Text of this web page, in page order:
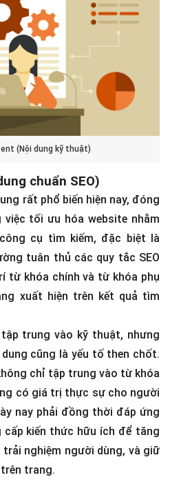
(Nội dung kỹ thuật)
chuẩn SEO)
rất phổ biến hiện nay, đóng
tối ưu hóa website nhằm
cụ tìm kiếm, đặc biệt là
tuân thủ các quy tắc SEO
từ khóa chính và từ khóa phụ
xuất hiện trên kết quả tìm
tập trung vào kỹ thuật, nhưng
cũng là yếu tố then chốt.
chỉ tập trung vào từ khóa
có giá trị thực sự cho người
nay phải đồng thời đáp ứng
cấp kiến thức hữu ích để tăng
nghiệm người dùng, và giữ
trang.